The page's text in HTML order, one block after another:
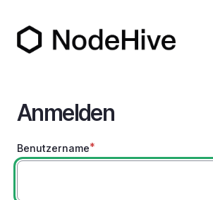
zum
Inhalt
Anmelden
Benutzername